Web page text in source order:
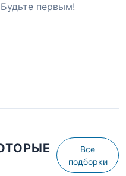
первым!
Все
подборки